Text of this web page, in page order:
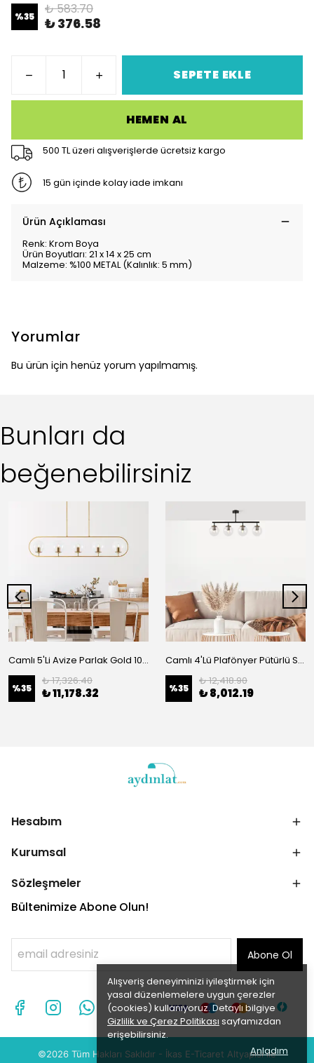
Alışveriş deneyiminizi iyileştirmek için
yasal düzenlemelere uygun çerezler
(cookies) kullanıyoruz. Detaylı bilgiye
Gizlilik ve Çerez Politikası sayfamızdan
erişebilirsiniz.
Anladım
%35 ₺ 583.70
₺ 376.58
SEPETE EKLE
HEMEN AL
500 TL üzeri alışverişlerde ücretsiz kargo
15 gün içinde kolay iade imkanı
Ürün Açıklaması
Renk: Krom Boya
Ürün Boyutları: 21 x 14 x 25 cm
Malzeme: %100 METAL (Kalınlık: 5 mm)
Yorumlar
Bu ürün için henüz yorum yapılmamış.
Bunları da
beğenebilirsiniz
Camlı 5'Li Avize Parlak Gold 10625
%35
₺ 17,326.40
₺ 11,178.32
Camlı 4'Lü Plafönyer Pütürlü Siyah 10431
%35
₺ 12,418.90
₺ 8,012.19
Hesabım
Kurumsal
Sözleşmeler
Bültenimize Abone Olun!
Abone Ol
©2026 Tüm Hakları Saklıdır - İkas E-Ticaret Altyapısı ile